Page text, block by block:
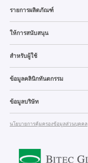
รายการผลิตภัณฑ์
ให้การสนับสนุน
สำหรับผู้ใช้
ข้อมูลคลินิกทันตกรรม
ข้อมูลบริษัท
นโยบายการคุ้มครองข้อมูลส่วนบุคคล